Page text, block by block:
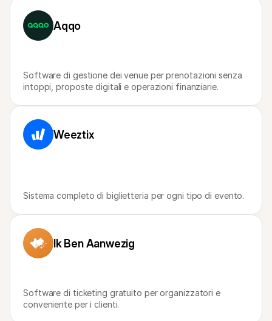
Aqqo
Software di gestione dei venue per prenotazioni senza
intoppi, proposte digitali e operazioni finanziarie.
Weeztix
Sistema completo di biglietteria per ogni tipo di evento.
Ik Ben Aanwezig
Software di ticketing gratuito per organizzatori e
conveniente per i clienti.
Per acquirenti
Scopri perché Mollie è sul tuo estratto conto bancario
Per i clienti di Mollie
Contatta il nostro team di supporto clienti